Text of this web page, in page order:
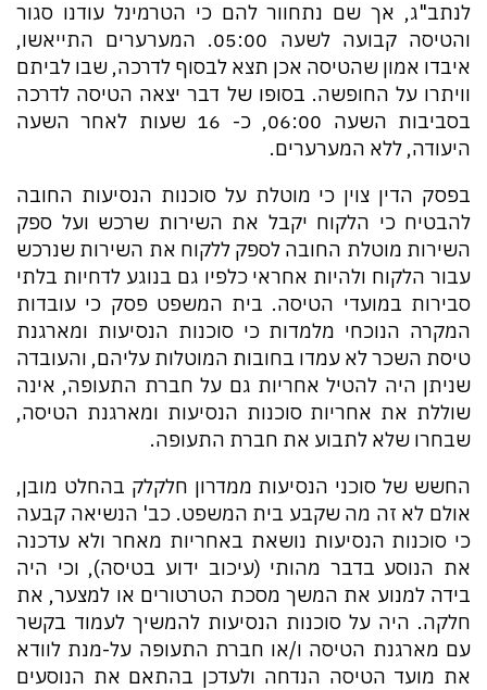
לנתב"ג, אך שם נתחוור להם כי הטרמינל עודנו סגור
והטיסה קבועה לשעה 05:00. המערערים התייאשו,
איבדו אמון שהטיסה אכן תצא לבסוף לדרכה, שבו לביתם
וויתרו על החופשה. בסופו של דבר יצאה הטיסה לדרכה
בסביבות השעה 06:00, כ- 16 שעות לאחר השעה
היעודה, ללא המערערים.
בפסק הדין צוין כי מוטלת על סוכנות הנסיעות החובה
להבטיח כי הלקוח יקבל את השירות שרכש ועל ספק
השירות מוטלת החובה לספק ללקוח את השירות שנרכש
עבור הלקוח ולהיות אחראי כלפיו גם בנוגע לדחיות בלתי
סבירות במועדי הטיסה. בית המשפט פסק כי עובדות
המקרה הנוכחי מלמדות כי סוכנות הנסיעות ומארגנת
טיסת השכר לא עמדו בחובות המוטלות עליהם, והעובדה
שניתן היה להטיל אחריות גם על חברת התעופה, אינה
שוללת את אחריות סוכנות הנסיעות ומארגנת הטיסה,
שבחרו שלא לתבוע את חברת התעופה.
החשש של סוכני הנסיעות ממדרון חלקלק בהחלט מובן,
אולם לא זה מה שקבע בית המשפט. כב' הנשיאה קבעה
כי סוכנות הנסיעות נושאת באחריות מאחר ולא עדכנה
את הנוסע בדבר מהותי (עיכוב ידוע בטיסה), וכי היה
בידה למנוע את המשך מסכת הטרטורים או למצער, את
חלקה. היה על סוכנות הנסיעות להמשיך לעמוד בקשר
עם מארגנת הטיסה ו/או חברת התעופה על-מנת לוודא
את מועד הטיסה הנדחה ולעדכן בהתאם את הנוסעים